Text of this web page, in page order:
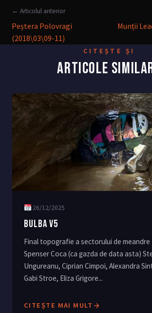
← Articolul anterior
Peștera Polovragi
(2018\03\09-11)
Munții
CITEȘTE ȘI
ARTICOLE
26/12/2025
BULBA V5
Final topografie a sectorului de
Spenser Coca (ca gazda de data asta)
Ungureanu, Ciprian Cimpoi, Alexandra
Gabi Stroe, Eliza Grigore...
CITEȘTE MAI MULT